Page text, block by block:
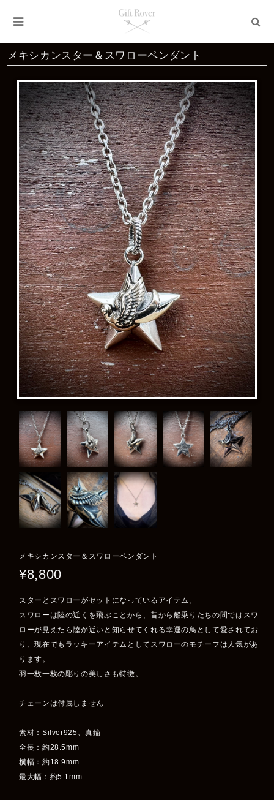
メキシカンスター＆スワローペンダント
メキシカンスター＆スワローペンダント
¥8,800
スターとスワローがセットになっているアイテム。
スワローは陸の近くを飛ぶことから、昔から船乗りたちの間ではスワ
ローが見えたら陸が近いと知らせてくれる幸運の鳥として愛されてお
り、現在でもラッキーアイテムとしてスワローのモチーフは人気があ
ります。
羽一枚一枚の彫りの美しさも特徴。
チェーンは付属しません
素材：Silver925、真鍮
全長：約28.5mm
横幅：約18.9mm
最大幅：約5.1mm